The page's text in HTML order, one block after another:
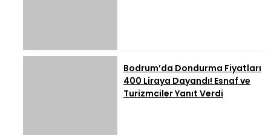
Bodrum’da Dondurma Fiyatları
400 Liraya Dayandı! Esnaf ve
Turizmciler Yanıt Verdi